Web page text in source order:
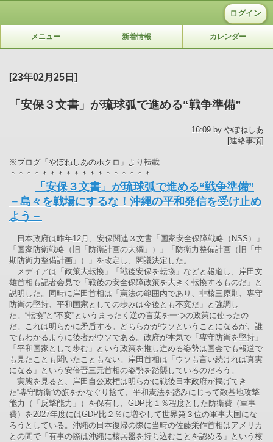
ログイン
メニュー 新着情報 カレンダー
[23年02月25日]
「安保３文書」が琉球弧で進める“戦争準備”
16:09 by やぽねしあ
[連絡事項]
※ブログ「やぽねしあのホクロ」より転載
＊＊＊＊＊＊＊＊＊＊＊＊＊＊＊＊＊＊
「安保３文書」が琉球弧で進める“戦争準備”
－島々を戦場にするな！沖縄の平和発信を受け止め
よう－
日本政府は昨年12月、安保関連３文書「国家安全保障戦略（NSS）」
「国家防衛戦略（旧「防衛計画の大綱」）」「防衛力整備計画（旧「中
期防衛力整備計画」）」を改定し、閣議決定した。
メディアは「政策大転換」「戦後安保を転換」などと報道し、岸田文
雄首相も記者会見で「戦後の安全保障政策を大きく転換するものだ」と
説明した。同時に岸田首相は「憲法の範囲内であり、非核三原則、専守
防衛の堅持、平和国家としての歩みは今後とも不変だ」と強調し
た。“転換”と“不変”というまったく逆の言葉を一つの政策に使ったの
だ。これは明らかに矛盾する。どちらかがウソということになるが、誰
でもわかるように後者がウソである。政府が本気で「専守防衛を堅持」
「平和国家として歩む」という政策を推し進める姿勢は国会でも報道で
も見たことも聞いたこともない。岸田首相は「ウソも言い続ければ真実
になる」という安倍晋三元首相の姿勢を踏襲しているのだろう。
実態を見ると、岸田自公政権は明らかに戦後日本政府が掲げてき
た“専守防衛”の旗をかなぐり捨て、平和憲法を踏みにじって敵基地攻撃
能力（「反撃能力」）を保有し、GDP比１％程度とした防衛費（軍事
費）を2027年度にはGDP比２％に増やして世界第３位の軍事大国にな
ろうとしている。沖縄の日本復帰の際に当時の佐藤栄作首相はアメリカ
との間で「有事の際は沖縄に核兵器を持ち込むことを認める」という核